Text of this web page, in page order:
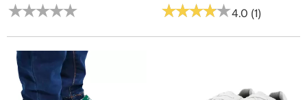
★★★★★
★★★★★ ★★★★★
★★★★★4.0 (1)